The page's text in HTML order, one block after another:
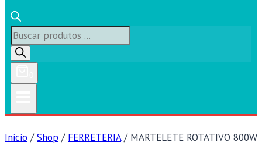
Búsqueda
de
productos
Inicio / Shop / FERRETERIA / MARTELETE ROTATIVO 800W